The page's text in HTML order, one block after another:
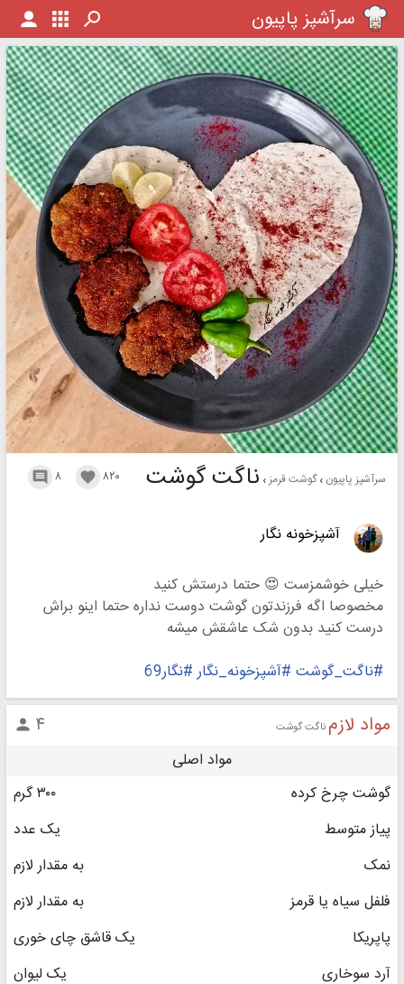
سرآشپز پاپیون
سرآشپز پاپیون گوشت قرمز ناگت گوشت ۸  ۸۲۰ 
آشپزخونه نگار
خیلی خوشمزست 😍 حتما درستش کنید
مخصوصا اگه فرزندتون گوشت دوست نداره حتما اینو براش
درست کنید بدون شک عاشقش میشه
#ناگت_گوشت #آشپزخونه_نگار #نگار69
مواد لازم ناگت گوشت ۴ 
مواد اصلی
گوشت چرخ کرده
٣٠٠ گرم
پیاز متوسط
یک عدد
نمک
به مقدار لازم
فلفل سیاه یا قرمز
به مقدار لازم
پاپریکا
یک قاشق چای خوری
آرد سوخاری
یک لیوان